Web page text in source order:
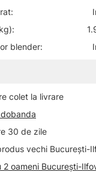
blender:
colet la livrare
30 de zile
vechi București-
2 oameni București-